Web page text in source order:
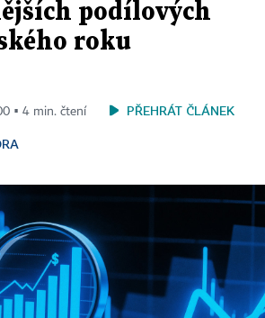
podílových
roku
▪ 4 min. čtení PŘEHRÁT ČLÁNEK